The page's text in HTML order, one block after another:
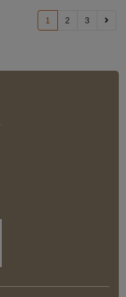
1 2 3